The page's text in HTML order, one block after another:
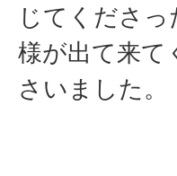
じてくださっ
様が出て来て
さいました。